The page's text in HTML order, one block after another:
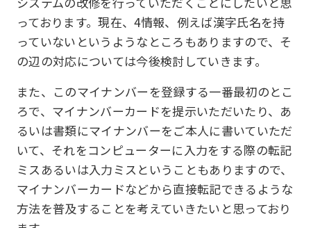
っております。現在、4情報、例えば漢字氏名を持
っていないというようなところもありますので、そ
の辺の対応については今後検討していきます。
また、このマイナンバーを登録する一番最初のとこ
ろで、マイナンバーカードを提示いただいたり、あ
るいは書類にマイナンバーをご本人に書いていただ
いて、それをコンピューターに入力をする際の転記
ミスあるいは入力ミスということもありますので、
マイナンバーカードなどから直接転記できるような
方法を普及することを考えていきたいと思っており